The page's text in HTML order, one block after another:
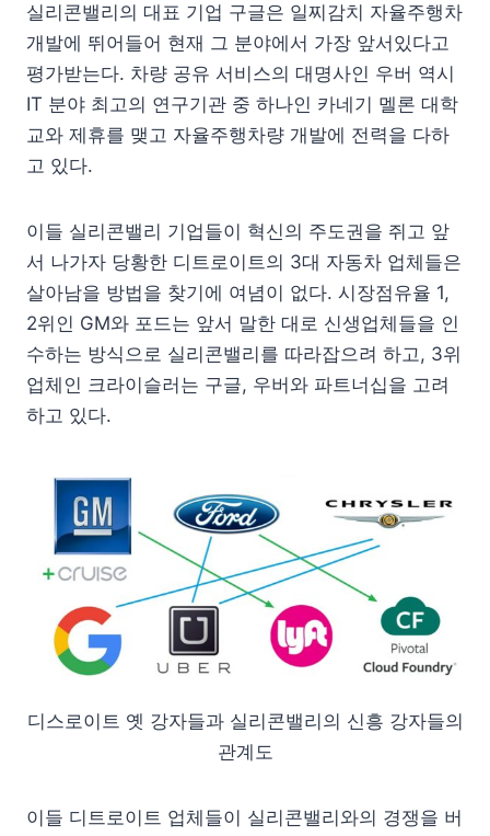
실리콘밸리의 대표 기업 구글은 일찌감치 자율주행차
개발에 뛰어들어 현재 그 분야에서 가장 앞서있다고
평가받는다. 차량 공유 서비스의 대명사인 우버 역시
IT 분야 최고의 연구기관 중 하나인 카네기 멜론 대학
교와 제휴를 맺고 자율주행차량 개발에 전력을 다하
고 있다.
이들 실리콘밸리 기업들이 혁신의 주도권을 쥐고 앞
서 나가자 당황한 디트로이트의 3대 자동차 업체들은
살아남을 방법을 찾기에 여념이 없다. 시장점유율 1,
2위인 GM와 포드는 앞서 말한 대로 신생업체들을 인
수하는 방식으로 실리콘밸리를 따라잡으려 하고, 3위
업체인 크라이슬러는 구글, 우버와 파트너십을 고려
하고 있다.
디스로이트 옛 강자들과 실리콘밸리의 신흥 강자들의
관계도
이들 디트로이트 업체들이 실리콘밸리와의 경쟁을 버